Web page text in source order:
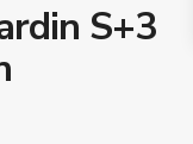
S+3